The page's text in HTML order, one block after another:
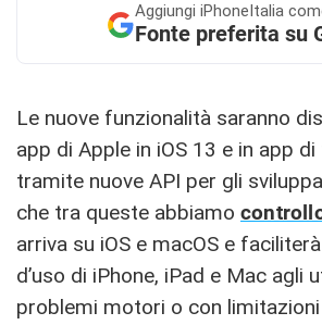
Aggiungi iPhoneItalia
Fonte preferita su
Le nuove funzionalità saranno
app di Apple in iOS 13 e in app
tramite nuove API per gli
che tra queste abbiamo
arriva su iOS e macOS e
d’uso di iPhone, iPad e Mac agli
problemi motori o con limitazioni